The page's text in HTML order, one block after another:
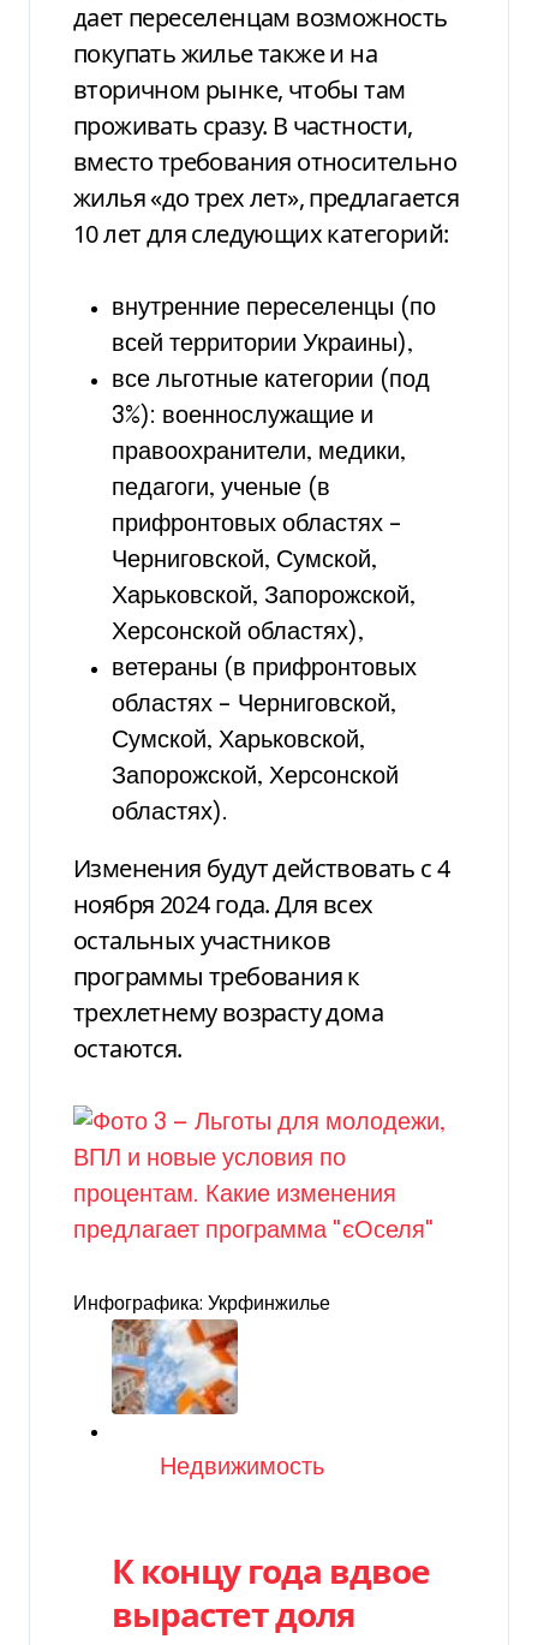
дает переселенцам возможность
покупать жилье также и на
вторичном рынке, чтобы там
проживать сразу. В частности,
вместо требования относительно
жилья «до трех лет», предлагается
10 лет для следующих категорий:
внутренние переселенцы (по
всей территории Украины),
все льготные категории (под
3%): военнослужащие и
правоохранители, медики,
педагоги, ученые (в
прифронтовых областях –
Черниговской, Сумской,
Харьковской, Запорожской,
Херсонской областях),
ветераны (в прифронтовых
областях – Черниговской,
Сумской, Харьковской,
Запорожской, Херсонской
областях).
Изменения будут действовать с 4
ноября 2024 года. Для всех
остальных участников
программы требования к
трехлетнему возрасту дома
остаются.
Инфографика: Укрфинжилье
Категория
Недвижимость
К концу года вдвое
вырастет доля